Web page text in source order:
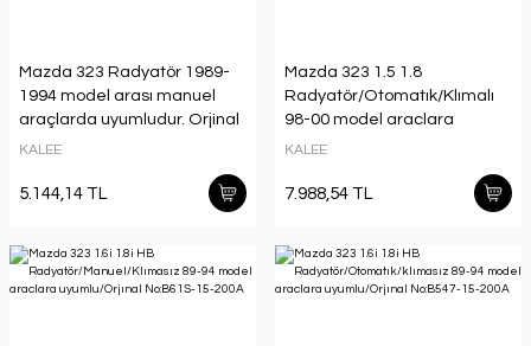
Mazda 323 Radyatör 1989-
1994 model arası manuel
araçlarda uyumludur. Orjinal
n: BP28-15-200
KALEE
5.144,14 TL
Mazda 323 1.5 1.8
Radyatör/Otomatık/Klımalı
98-00 model araclara
uyumlu/orjınal No:ZL02-15-
KALEE
7.988,54 TL